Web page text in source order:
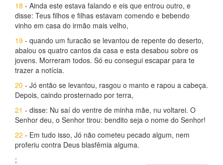
18 - Ainda este estava falando e eis que entrou outro, e
disse: Teus filhos e filhas estavam comendo e bebendo
vinho em casa do irmão mais velho,
19 - quando um furacão se levantou de repente do deserto,
abalou os quatro cantos da casa e esta desabou sobre os
jovens. Morreram todos. Só eu consegui escapar para te
trazer a notícia.
20 - Jó então se levantou, rasgou o manto e rapou a cabeça.
Depois, caindo prosternado por terra,
21 - disse: Nu saí do ventre de minha mãe, nu voltarei. O
Senhor deu, o Senhor tirou: bendito seja o nome do Senhor!
22 - Em tudo isso, Jó não cometeu pecado algum, nem
proferiu contra Deus blasfêmia alguma.
;